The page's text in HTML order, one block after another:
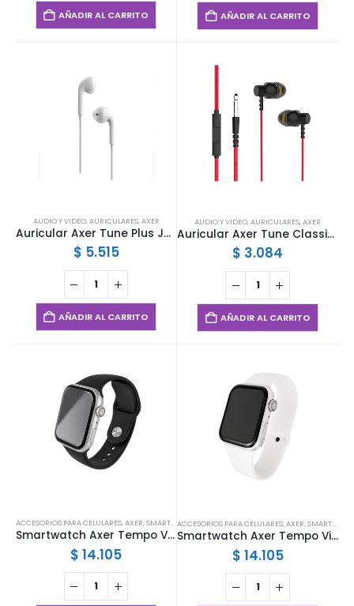
AÑADIR AL CARRITO AÑADIR AL CARRITO
AUDIO Y VIDEO,AURICULARES,AXER
Auricular Axer Tune Plus Jack 3.5mm Blanco
$ 5.515
AÑADIR AL CARRITO
AUDIO Y VIDEO,AURICULARES,AXER
Auricular Axer Tune Classic Rojo
$ 3.084
AÑADIR AL CARRITO
ACCESORIOS PARA CELULARES,AXER,SMARTWATCHES ,SMARTWATCHES Y MALLAS
Smartwatch Axer Tempo Vision Negro
$ 14.105
ACCESORIOS PARA CELULARES,AXER,SMARTWATCHES
Smartwatch Axer Tempo Vision Blanco
$ 14.105